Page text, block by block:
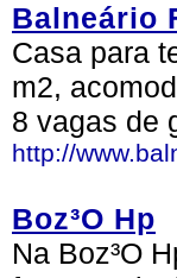
Balneário
Casa para
m2,
8 vagas de
http://
Boz³O Hp
Na Boz³O